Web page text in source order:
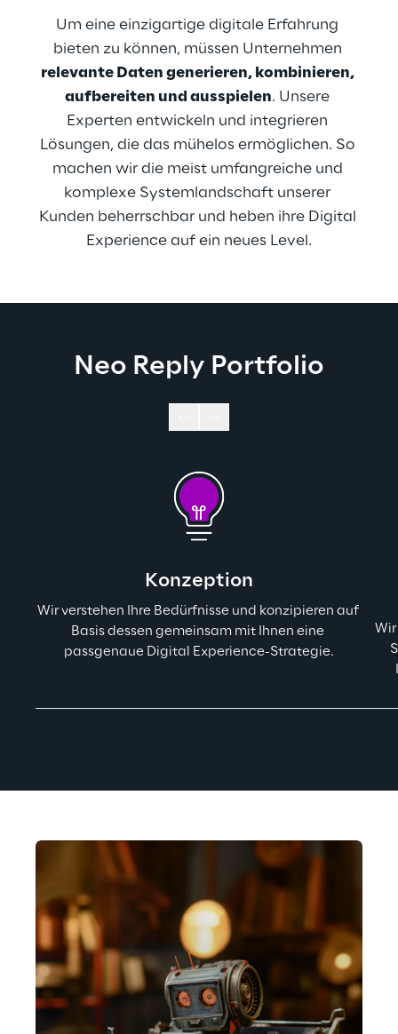
Um eine einzigartige digitale Erfahrung
bieten zu können, müssen Unternehmen
relevante Daten generieren, kombinieren,
aufbereiten und ausspielen. Unsere
Experten entwickeln und integrieren
Lösungen, die das mühelos ermöglichen. So
machen wir die meist umfangreiche und
komplexe Systemlandschaft unserer
Kunden beherrschbar und heben ihre Digital
Experience auf ein neues Level.
Neo Reply Portfolio
Konzeption
Wir verstehen Ihre Bedürfnisse und konzipieren auf
Basis dessen gemeinsam mit Ihnen eine
passgenaue Digital Experience-Strategie.